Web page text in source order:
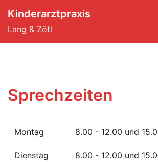
Inhalt
springen
Kinderarztpraxis
Lang & Zötl
Sprechzeiten
Montag 8.00 - 12.00 und
Dienstag 8.00 - 12.00 und